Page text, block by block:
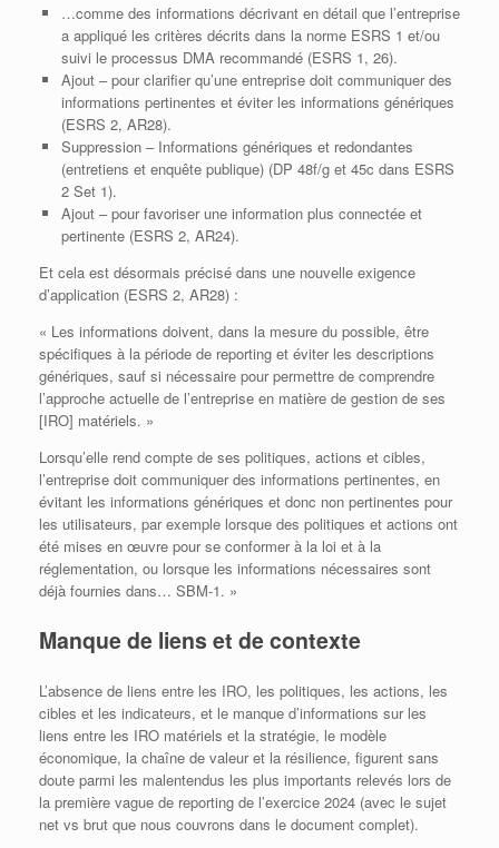
…comme des informations décrivant en détail que l’entreprise
a appliqué les critères décrits dans la norme ESRS 1 et/ou
suivi le processus DMA recommandé (ESRS 1, 26).
Ajout – pour clarifier qu’une entreprise doit communiquer des
informations pertinentes et éviter les informations génériques
(ESRS 2, AR28).
Suppression – Informations génériques et redondantes
(entretiens et enquête publique) (DP 48f/g et 45c dans ESRS
2 Set 1).
Ajout – pour favoriser une information plus connectée et
pertinente (ESRS 2, AR24).
Et cela est désormais précisé dans une nouvelle exigence
d’application (ESRS 2, AR28) :
« Les informations doivent, dans la mesure du possible, être
spécifiques à la période de reporting et éviter les descriptions
génériques, sauf si nécessaire pour permettre de comprendre
l’approche actuelle de l’entreprise en matière de gestion de ses
[IRO] matériels. »
Lorsqu’elle rend compte de ses politiques, actions et cibles,
l’entreprise doit communiquer des informations pertinentes, en
évitant les informations génériques et donc non pertinentes pour
les utilisateurs, par exemple lorsque des politiques et actions ont
été mises en œuvre pour se conformer à la loi et à la
réglementation, ou lorsque les informations nécessaires sont
déjà fournies dans… SBM-1. »
Manque de liens et de contexte
L’absence de liens entre les IRO, les politiques, les actions, les
cibles et les indicateurs, et le manque d’informations sur les
liens entre les IRO matériels et la stratégie, le modèle
économique, la chaîne de valeur et la résilience, figurent sans
doute parmi les malentendus les plus importants relevés lors de
la première vague de reporting de l’exercice 2024 (avec le sujet
net vs brut que nous couvrons dans le document complet).